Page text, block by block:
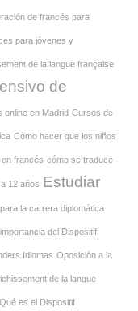
de francés para
para jóvenes y
de la langue française
de
online en Madrid Cursos de
Cómo hacer que los niños
francés cómo se traduce
12 años Estudiar
la carrera diplomática
del Dispositif
Idiomas Oposición a la
de la langue
Qué es el Dispositif